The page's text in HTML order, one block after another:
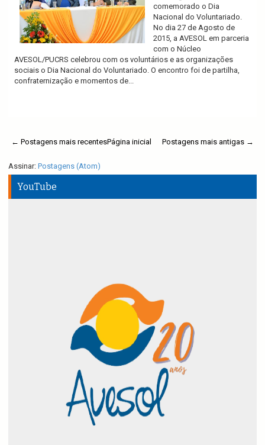
comemorado o Dia
Nacional do Voluntariado.
No dia 27 de Agosto de
2015, a AVESOL em parceria
com o Núcleo
AVESOL/PUCRS celebrou com os voluntários e as organizações
sociais o Dia Nacional do Voluntariado. O encontro foi de partilha,
confraternização e momentos de...
← Postagens mais recentes Postagens mais antigas →
Página inicial
Assinar: Postagens (Atom)
YouTube